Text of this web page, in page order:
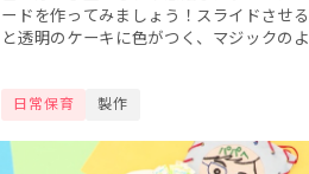
ードを作ってみましょう！スライドさせる
と透明のケーキに色がつく、マジックのよ
年長さん向...
日常保育 製作